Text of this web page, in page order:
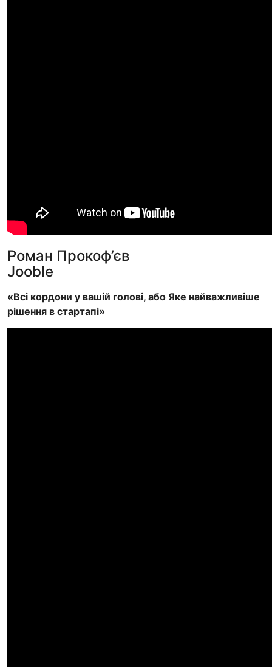
Роман Прокоф’єв
Jooble
«Всі кордони у вашій голові, або Яке найважливіше
рішення в стартапі»